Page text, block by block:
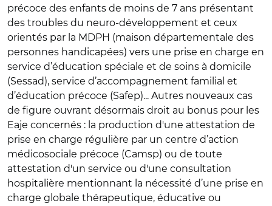
précoce des enfants de moins de 7 ans présentant
des troubles du neuro-développement et ceux
orientés par la MDPH (maison départementale des
personnes handicapées) vers une prise en charge en
service d’éducation spéciale et de soins à domicile
(Sessad), service d’accompagnement familial et
d’éducation précoce (Safep)... Autres nouveaux cas
de figure ouvrant désormais droit au bonus pour les
Eaje concernés : la production d'une attestation de
prise en charge régulière par un centre d’action
médicosociale précoce (Camsp) ou de toute
attestation d'un service ou d'une consultation
hospitalière mentionnant la nécessité d’une prise en
charge globale thérapeutique, éducative ou